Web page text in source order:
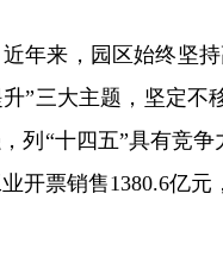
年来，园区始终坚
”三大主题，坚定
列“十四五”具有竞
开票销售1380.6亿